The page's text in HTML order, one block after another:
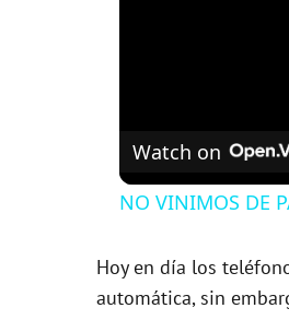
Watch on
NO VINIMOS DE
Hoy en día los
automática, sin